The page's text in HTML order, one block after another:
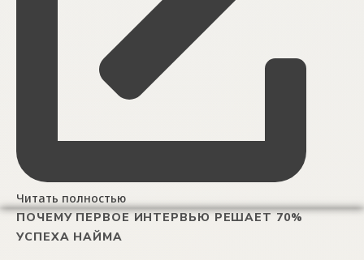
Читать полностью
ПОЧЕМУ ПЕРВОЕ ИНТЕРВЬЮ РЕШАЕТ 70%
УСПЕХА НАЙМА